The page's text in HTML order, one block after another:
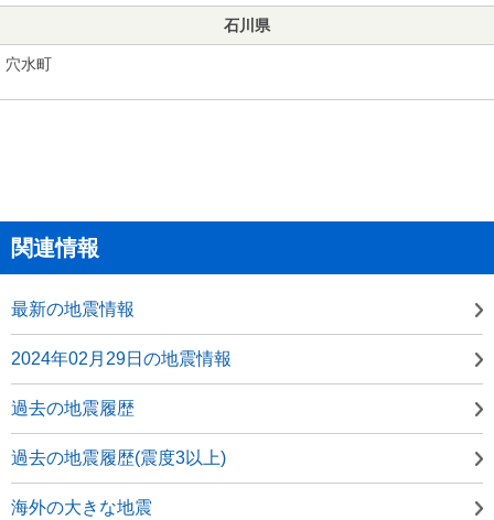
石川県
穴水町
関連情報
最新の地震情報
2024年02月29日の地震情報
過去の地震履歴
過去の地震履歴(震度3以上)
海外の大きな地震